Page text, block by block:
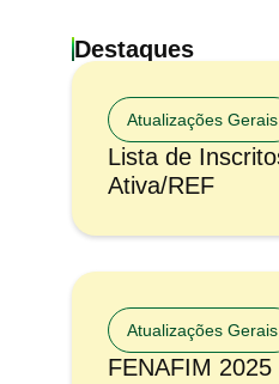
Destaques
Atualizações Gerais
Lista de
Ativa/REF
Atualizações Gerais
FENAFIM 2025